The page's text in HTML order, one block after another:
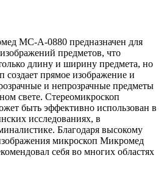
MC-А-0880 предназначен для
предметов, что
длину и ширину предмета, но
создает прямое изображение и
и непрозрачные предметы
свете. Стереомикроскоп
быть эффективно использован в
исследованиях, в
Благодаря высокому
микроскоп Микромед
себя во многих областях